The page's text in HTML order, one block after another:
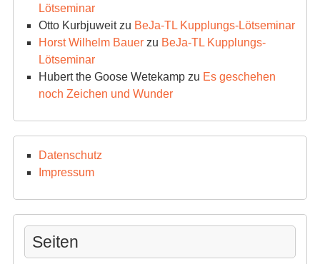
Lötseminar
Otto Kurbjuweitzu BeJa-TL Kupplungs-Lötseminar
Horst Wilhelm Bauerzu BeJa-TL Kupplungs-
Lötseminar
Hubert the Goose Wetekampzu Es geschehen
noch Zeichen und Wunder
Datenschutz
Impressum
Seiten